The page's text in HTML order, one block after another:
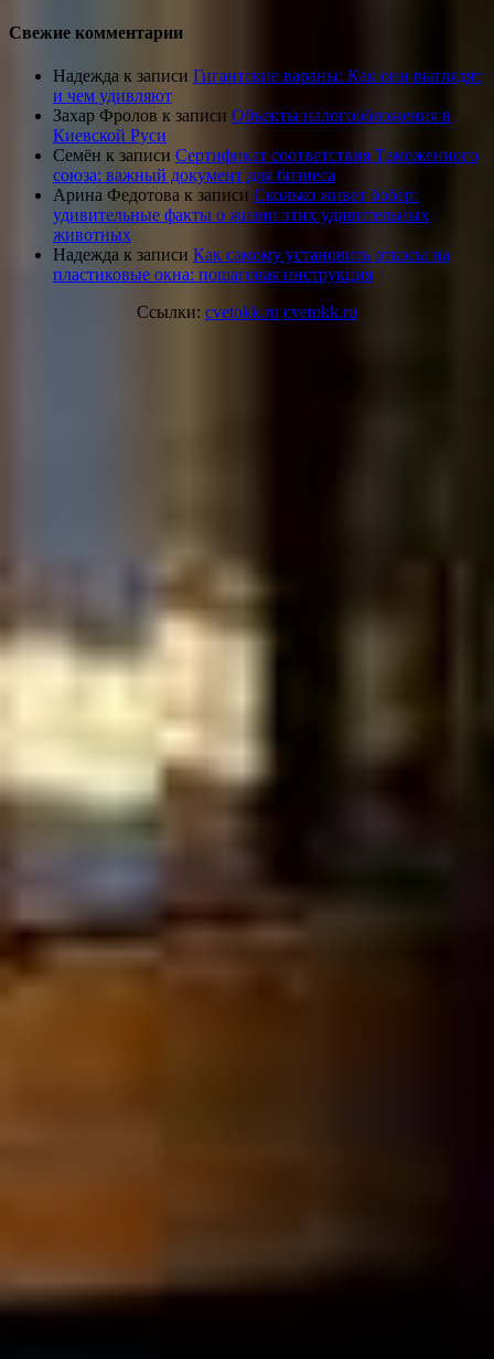
Свежие комментарии
Надежда к записи Гигантские вараны: Как они выглядят
и чем удивляют
Захар Фролов к записи Объекты налогообложения в
Киевской Руси
Семён к записи Сертификат соответствия Таможенного
союза: важный документ для бизнеса
Арина Федотова к записи Сколько живет бобер:
удивительные факты о жизни этих удивительных
животных
Надежда к записи Как самому установить откосы на
пластиковые окна: пошаговая инструкция
Ссылки: cvetokk.ru cvetokk.ru